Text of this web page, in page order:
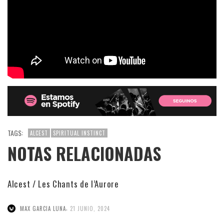
TAGS: ALCEST SPIRITUAL INSTINCT
NOTAS RELACIONADAS
Alcest / Les Chants de l’Aurore
MAX GARCIA LUNA 21 JUNIO, 2024